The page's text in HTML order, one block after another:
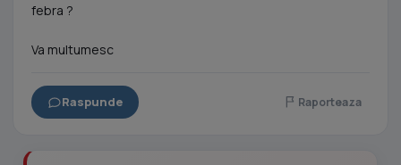
febra ?
Va multumesc
Raspunde Raporteaza